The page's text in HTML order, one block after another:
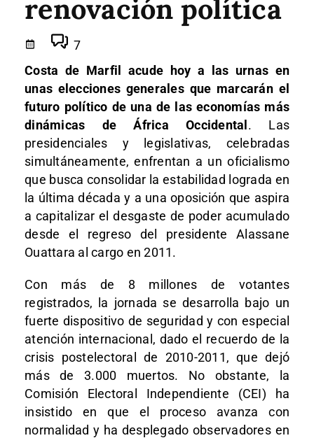
renovación política
7
Costa de Marfil acude hoy a las urnas en
unas elecciones generales que marcarán el
futuro político de una de las economías más
dinámicas de África Occidental . Las
presidenciales y legislativas, celebradas
simultáneamente, enfrentan a un oficialismo
que busca consolidar la estabilidad lograda en
la última década y a una oposición que aspira
a capitalizar el desgaste de poder acumulado
desde el regreso del presidente Alassane
Ouattara al cargo en 2011.
Con más de 8 millones de votantes
registrados, la jornada se desarrolla bajo un
fuerte dispositivo de seguridad y con especial
atención internacional, dado el recuerdo de la
crisis postelectoral de 2010-2011, que dejó
más de 3.000 muertos. No obstante, la
Comisión Electoral Independiente (CEI) ha
insistido en que el proceso avanza con
normalidad y ha desplegado observadores en